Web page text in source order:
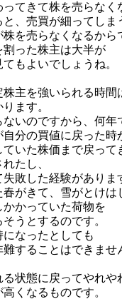
てきて株を売らなく
と、売買が細ってしま
を売らなくなるから
割った株主は大半が
もよいでしょうね。
主を強いられる時間
ます。
いのですから、何年
分の買値に戻った時
いた株価まで戻って
たし、
敗した経験がありま
がきて、雪がとけは
かかっていた荷物を
うとするのです。
なったとしても
することはできませ
状態に戻ってやれや
くなるものです。